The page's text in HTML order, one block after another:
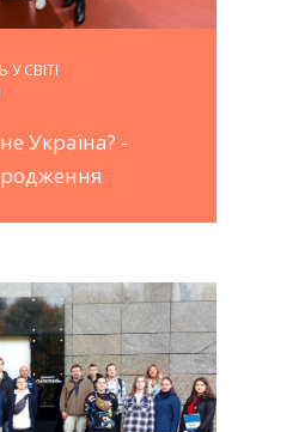
У СВІТІ
Україна? -